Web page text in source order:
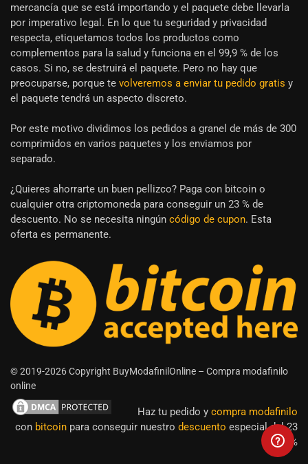
mercancía que se está importando y el paquete debe llevarla
por imperativo legal. En lo que tu seguridad y privacidad
respecta, etiquetamos todos los productos como
complementos para la salud y funciona en el 99,9 % de los
casos. Si no, se destruirá el paquete. Pero no hay que
preocuparse, porque te volveremos a enviar tu pedido gratis y
el paquete tendrá un aspecto discreto.
Por este motivo dividimos los pedidos a granel de más de 300
comprimidos en varios paquetes y los enviamos por
separado.
¿Quieres ahorrarte un buen pellizco? Paga con bitcoin o
cualquier otra criptomoneda para conseguir un 23 % de
descuento. No se necesita ningún código de cupon. Esta
oferta es permanente.
© 2019-2026 Copyright BuyModafinilOnline – Compra modafinilo
online
Haz tu pedido y compra modafinilo
con bitcoin para conseguir nuestro descuento especial del 23
%